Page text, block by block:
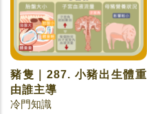
豬隻｜287. 小豬出生體重
由誰主導
冷門知識